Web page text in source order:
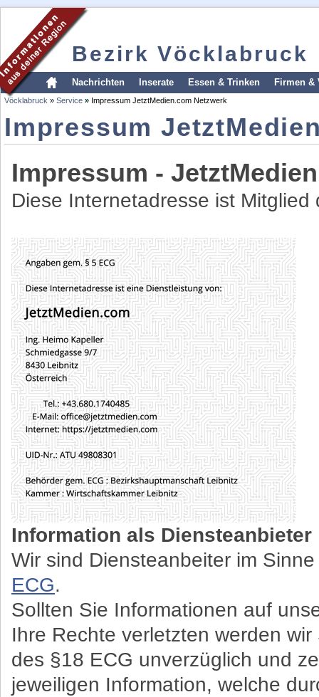
Bezirk Vöcklabruck
Nachrichten Inserate Essen & Trinken Firmen &
Vöcklabruck » Service » Impressum JetztMedien.com Netzwerk
Impressum
Impressum -
Diese Internetadresse ist
Information als Diensteanbieter
Wir sind Diensteanbeiter im
ECG.
Sollten Sie Informationen auf
Ihre Rechte verletzten werden
des §18 ECG unverzüglich und
jeweiligen Information, welche